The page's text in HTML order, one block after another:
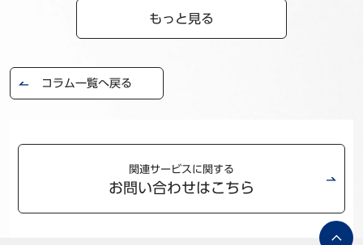
もっと見る
コラム一覧へ戻る
関連サービスに関する
お問い合わせはこちら